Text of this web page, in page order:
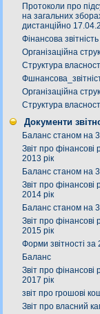
Протоколи про
на загальних
дистанційно
Фінансова
Організаційна
Структура
Організаційна
Структура
Документи
Баланс станом на
Звіт про фінансові
2013 рік
Баланс станом на
Звіт про фінансові
2014 рік
Баланс станом на
Звіт про фінансові
2015 рік
Форми звітності за
Баланс
Звіт про фінансові
2017 рік
звіт про грошові
Звіт про власний